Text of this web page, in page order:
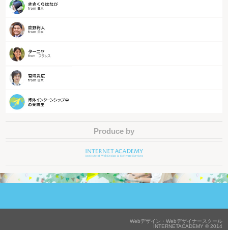
Produce by
Webデザイン・Webデザイナースクール
INTERNETACADEMY © 2014